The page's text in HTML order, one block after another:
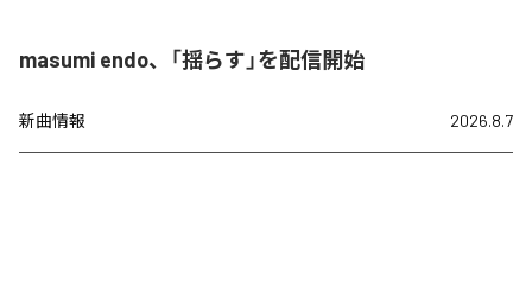
masumi endo、「揺らす」を配信開始
新曲情報 2026.8.7